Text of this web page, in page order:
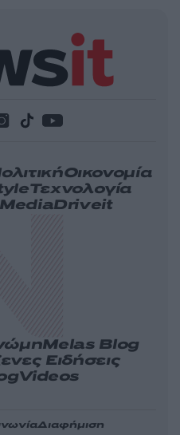
Οικονομία
Τεχνολογία
MediaDriveit
Melas Blog
Ειδήσεις
Videos
Διαφήμιση